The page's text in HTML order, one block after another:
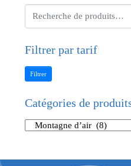
Filtrer par tarif
Filtrer
Catégories de